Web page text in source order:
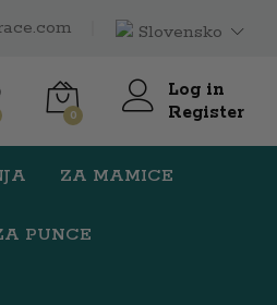
Slovensko
0
Log in
Register
ZA MAMICE
PUNCE